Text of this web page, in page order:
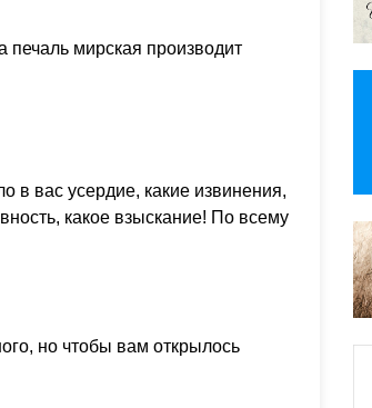
печаль мирская производит
в вас усердие, какие извинения,
какое взыскание! По всему
но чтобы вам открылось